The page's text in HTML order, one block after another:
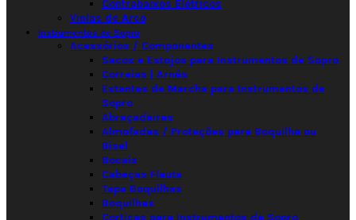
Contrabaixos Elétricos
Violas de Arco
Instrumentos de Sopro
Acessórios / Componentes
Sacos e Estojos para Instrumentos de Sopro
Correias | Arnês
Estantes de Marcha para Instrumentos de
Sopro
Abraçadeiras
Almofadas / Proteções para Boquilha ou
Bisel
Bocais
Cabeças Flauta
Tapa Boquilhas
Boquilhas